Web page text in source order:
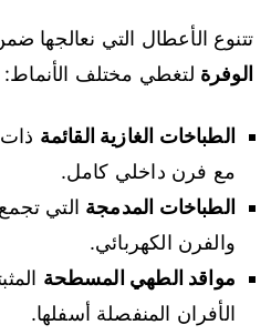
تتنوع الأعطال التي نعالجها
الوفرة لتغطي مختلف الأنماط:
الطباخات الغازية القائمة
مع فرن داخلي كامل.
الطباخات المدمجة التي
والفرن الكهربائي.
مواقد الطهي المسطحة
الأفران المنفصلة أسفلها.